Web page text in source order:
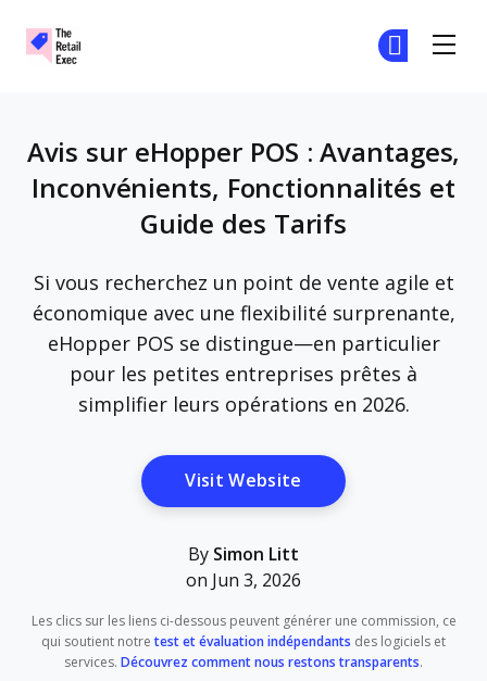
Avis sur eHopper POS : Avantages,
Inconvénients, Fonctionnalités et
Guide des Tarifs
Si vous recherchez un point de vente agile et
économique avec une flexibilité surprenante,
eHopper POS se distingue—en particulier
pour les petites entreprises prêtes à
simplifier leurs opérations en 2026.
Visit Website Opens New Window
By Simon Litt
on Jun 3, 2026
Les clics sur les liens ci-dessous peuvent générer une commission, ce
qui soutient notre test et évaluation indépendants des logiciels et
services. Découvrez comment nous restons transparents.